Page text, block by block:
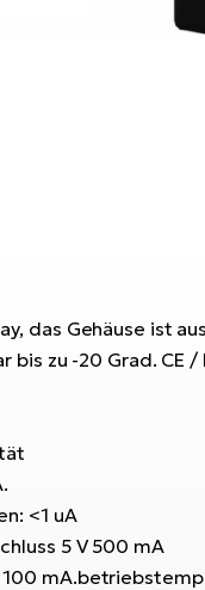
das Gehäuse ist
bis zu -20 Grad. CE
<1 uA
5 V 500 mA